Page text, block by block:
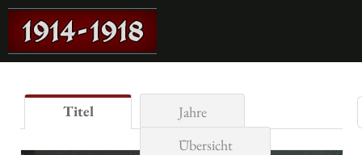
Titel
Jahre
Übersicht